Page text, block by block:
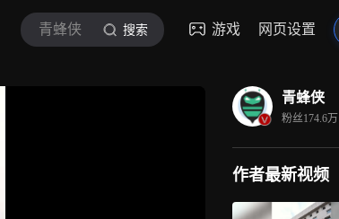
青蜂侠 搜索 游戏 网页设置
青蜂侠
粉丝174.6万
作者最新视频